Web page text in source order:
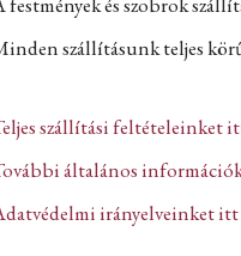
szállításunk teljes
szállítási feltételeinket
általános
irányelveinket itt